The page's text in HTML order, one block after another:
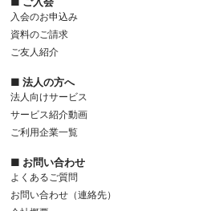
入会のお申込み
資料のご請求
ご友人紹介
■ 法人の方へ
法人向けサービス
サービス紹介動画
ご利用企業一覧
■ お問い合わせ
よくあるご質問
お問い合わせ（連絡先）